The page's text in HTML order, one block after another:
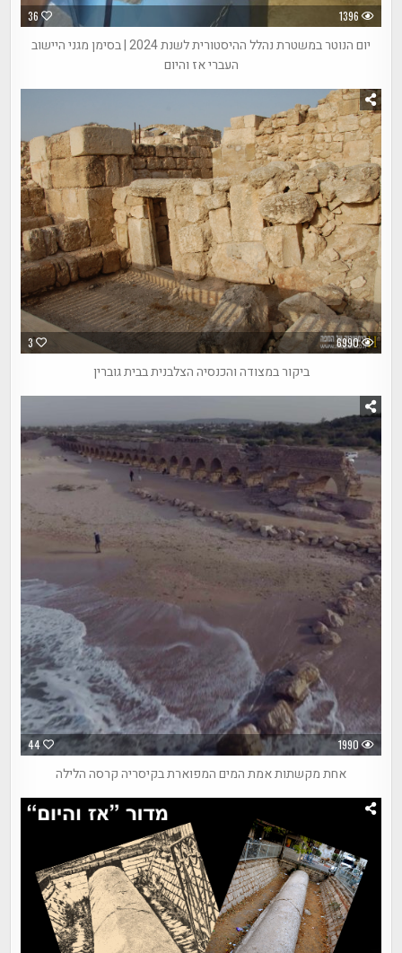
36 1396
יום הנוטר במשטרת נהלל ההיסטורית לשנת 2024 | בסימן מגני היישוב
העברי אז והיום
3 6990
ביקור במצודה והכנסיה הצלבנית בבית גוברין
44 1990
אחת מקשתות אמת המים המפוארת בקיסריה קרסה הלילה